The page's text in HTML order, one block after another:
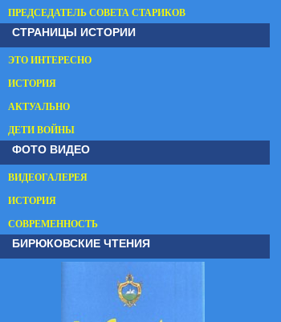
ПРЕДСЕДАТЕЛЬ СОВЕТА СТАРИКОВ
СТРАНИЦЫ ИСТОРИИ
ЭТО ИНТЕРЕСНО
ИСТОРИЯ
АКТУАЛЬНО
ДЕТИ ВОЙНЫ
ФОТО ВИДЕО
ВИДЕОГАЛЕРЕЯ
ИСТОРИЯ
СОВРЕМЕННОСТЬ
БИРЮКОВСКИЕ ЧТЕНИЯ